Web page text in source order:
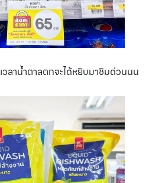
ลาน้ำตาลตกจะได้หยิบมาชิมด่วนนน